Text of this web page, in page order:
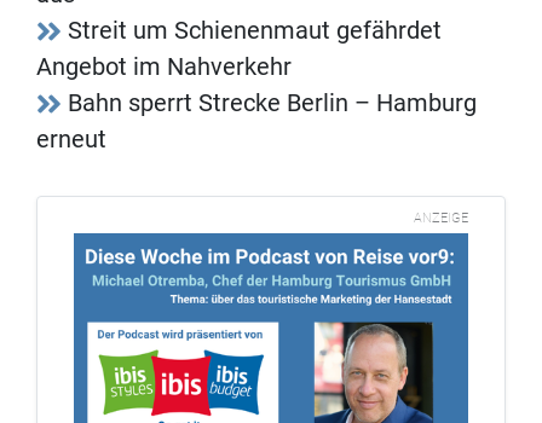
Streit um Schienenmaut gefährdet
Angebot im Nahverkehr
Bahn sperrt Strecke Berlin – Hamburg
erneut
ANZEIGE